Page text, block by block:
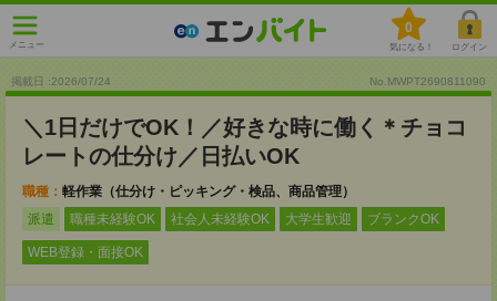
メニュー
0
気になる！ ログイン
掲載日 :2026/07/24 No.MWPT2690811090
＼1日だけでOK！／好きな時に働く＊チョコ
レートの仕分け／日払いOK
職種： 軽作業（仕分け・ピッキング・検品、商品管理）
派遣
職種未経験OK 社会人未経験OK 大学生歓迎 ブランクOK
WEB登録・面接OK